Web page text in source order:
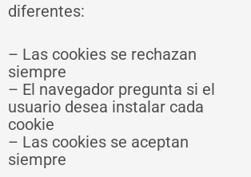
diferentes:
– Las cookies se rechazan
siempre
– El navegador pregunta si el
usuario desea instalar cada
cookie
– Las cookies se aceptan
siempre